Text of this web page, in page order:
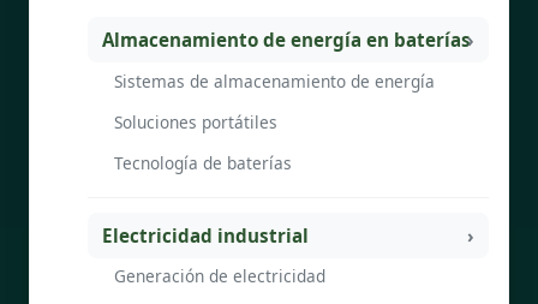
Almacenamiento de energía en baterías
Sistemas de almacenamiento de energía
Soluciones portátiles
Tecnología de baterías
Electricidad industrial
Generación de electricidad